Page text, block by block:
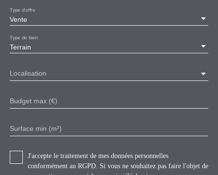
Vente
Type d'offre
Terrain
Type de bien
Localisation
Budget max (€)
Surface min (m²)
J'accepte le traitement de mes données personnelles
conformément au RGPD. Si vous ne souhaitez pas faire l'objet de